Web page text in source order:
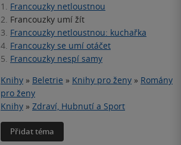
1. Francouzky netloustnou
2. Francouzky umí žít
3. Francouzky netloustnou: kuchařka
4. Francouzky se umí otáčet
5. Francouzky nespí samy
Knihy » Beletrie » Knihy pro ženy » Romány
pro ženy
Knihy » Zdraví, Hubnutí a Sport
Přidat téma